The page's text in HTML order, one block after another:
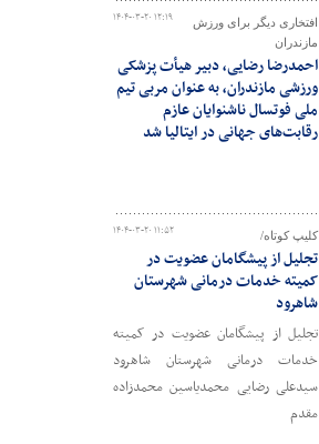
۱۴۰۴-۰۳-۲۰ ۱۲:۱۹
افتخاری دیگر برای ورزش
مازندران
احمدرضا رضایی، دبیر هیأت پزشکی
ورزشی مازندران، به عنوان مربی تیم
ملی فوتسال ناشنوایان عازم
رقابت‌های جهانی در ایتالیا شد
۱۴۰۴-۰۳-۲۰ ۱۱:۵۲ کلیپ کوتاه/
تجلیل از پیشگامان عضویت در
کمیته خدمات درمانی شهرستان
شاهرود
تجلیل از پیشگامان عضویت در کمیته
خدمات درمانی شهرستان شاهرود
سیدعلی رضایی محمدیاسین محمدزاده
مقدم